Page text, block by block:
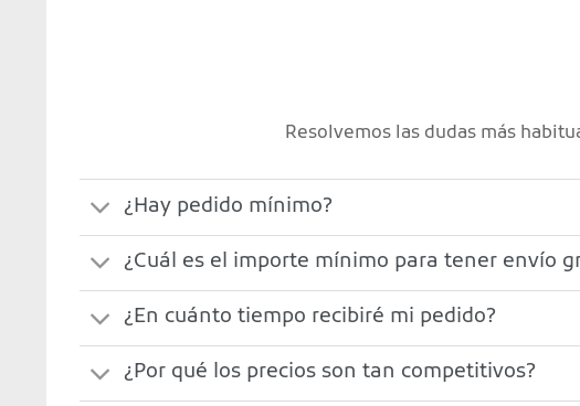
Resolvemos las dudas más
¿Hay pedido mínimo?
¿Cuál es el importe mínimo para tener envío
¿En cuánto tiempo recibiré mi pedido?
¿Por qué los precios son tan competitivos?